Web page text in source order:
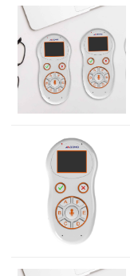
教学节奏的重要性，
“零学习成本” 的设
念，教师无需复杂培
可快速上手。软件支
PPT、白板等常用教
几步：打开软件、
动模式、发起互动任
整个过程不超过 30
美融入正常教学流程
免打断课堂连贯性。